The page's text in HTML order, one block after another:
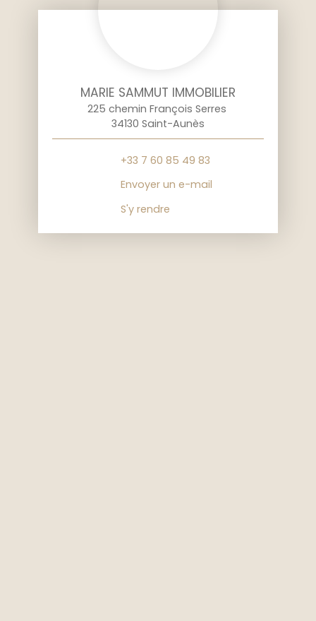
MARIE SAMMUT IMMOBILIER
225 chemin François Serres
34130 Saint-Aunès
+33 7 60 85 49 83
Envoyer un e-mail
S'y rendre